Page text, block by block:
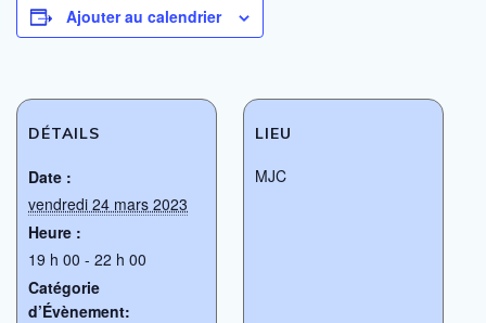
Ajouter au calendrier
DÉTAILS
Date :
vendredi 24 mars 2023
Heure :
19 h 00 - 22 h 00
Catégorie
d’Évènement:
LIEU
MJC